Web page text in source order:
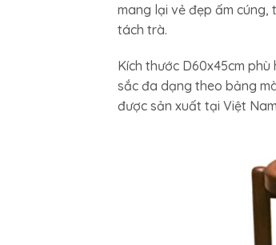
mang lại vẻ đẹp ấm
tách trà.
Kích thước D60x45cm
sắc đa dạng theo bảng
được sản xuất tại Việt